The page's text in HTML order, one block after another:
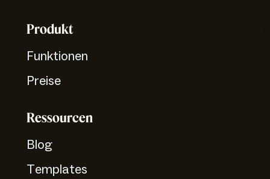
Produkt
Funktionen
Preise
Ressourcen
Blog
Templates